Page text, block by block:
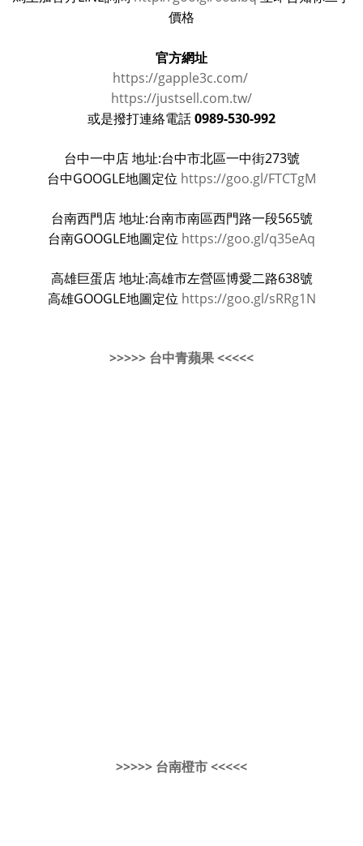
價格
官方網址
https://gapple3c.com/
https://justsell.com.tw/
或是撥打連絡電話 0989-530-992
台中一中店 地址:台中市北區一中街273號
台中GOOGLE地圖定位 https://goo.gl/FTCTgM
台南西門店 地址:台南市南區西門路一段565號
台南GOOGLE地圖定位 https://goo.gl/q35eAq
高雄巨蛋店 地址:高雄市左營區博愛二路638號
高雄GOOGLE地圖定位 https://goo.gl/sRRg1N
>>>>> 台中青蘋果 <<<<<
>>>>> 台南橙市 <<<<<